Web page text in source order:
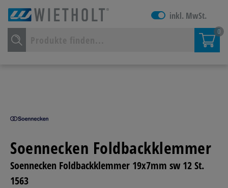
inkl. MwSt.
0
Soennecken Foldbackklemmer
Soennecken Foldbackklemmer 19x7mm sw 12 St.
1563